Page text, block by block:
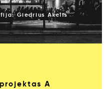
Giedrius Akelis
A